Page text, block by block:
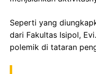
Seperti yang
dari Fakultas Isipol,
polemik di tataran